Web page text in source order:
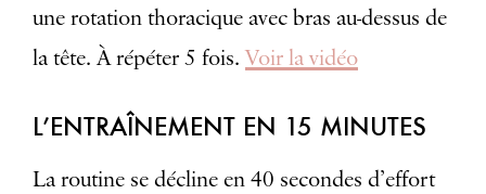
une rotation thoracique avec bras au-dessus de
la tête. À répéter 5 fois. Voir la vidéo
L’ENTRAÎNEMENT EN 15 MINUTES
La routine se décline en 40 secondes d’effort